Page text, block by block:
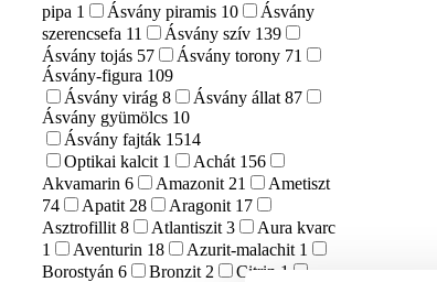
pipa 1 Ásvány piramis 10
Ásvány
szerencsefa 11 Ásvány szív 139
Ásvány tojás 57 Ásvány torony 71
Ásvány-figura 109
Ásvány virág 8 Ásvány állat 87
Ásvány gyümölcs 10
Ásvány fajták 1514
Optikai kalcit 1 Achát 156
Akvamarin 6 Amazonit 21
Ametiszt
74
Apatit 28 Aragonit 17
Asztrofillit 8 Atlantiszit 3
Aura kvarc
1
Aventurin 18 Azurit-malachit 1
Borostyán 6 Bronzit 2 Citrin 1